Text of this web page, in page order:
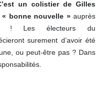
un colistier de Gilles
« bonne nouvelle »auprès
! Les électeurs du
surement d’avoir été
ou peut-être pas ? Dans